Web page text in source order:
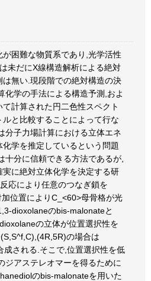
困難な物質系であり,光学活性
未だにX線構造解析による絶対
無い.現段階での絶対構造の決
化学の手法による構造予測,およ
計算された円二色性スペクト
と比較することによって行な
分子力場計算における立体エネ
学を推定しているという問題
十分に信頼できる方法であるが,
に絶対立体化学を決定する研
応により任意のつなぎ鎖を
位置によりC_<60>母骨格が光
dioxolaneのbis-malonateと
の立体が位置選択性を
の場合は
成される.そこで,位置選択性を低
ジアステレオマーを得るために
のbis-malonateを用いた